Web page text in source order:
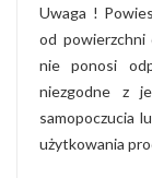
Uwaga !
od powierzchni
nie ponosi
niezgodne z
samopoczucia
użytkowania